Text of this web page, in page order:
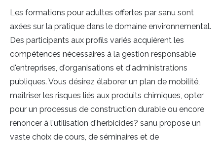
Les formations pour adultes offertes par sanu sont
axées sur la pratique dans le domaine environnemental.
Des participants aux profils variés acquièrent les
compétences nécessaires à la gestion responsable
d'entreprises, d'organisations et d'administrations
publiques. Vous désirez élaborer un plan de mobilité,
maîtriser les risques liés aux produits chimiques, opter
pour un processus de construction durable ou encore
renoncer à l'utilisation d'herbicides? sanu propose un
vaste choix de cours, de séminaires et de